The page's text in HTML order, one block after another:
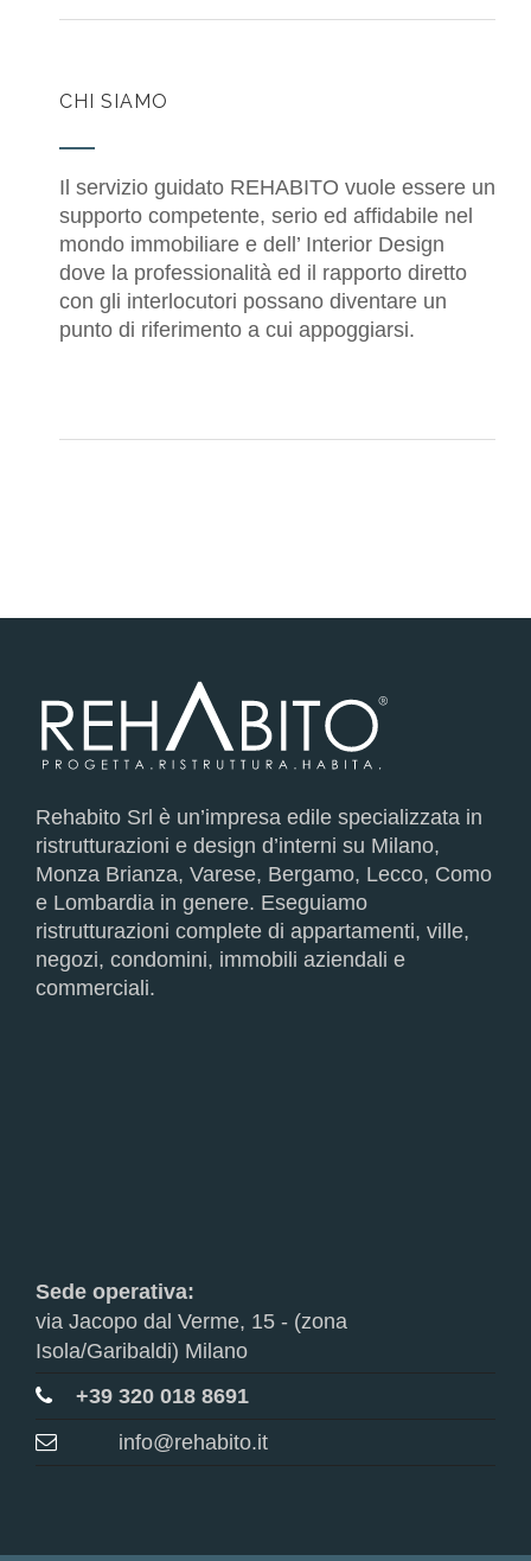
CHI SIAMO
Il servizio guidato REHABITO vuole essere un
supporto competente, serio ed affidabile nel
mondo immobiliare e dell’ Interior Design
dove la professionalità ed il rapporto diretto
con gli interlocutori possano diventare un
punto di riferimento a cui appoggiarsi.
Rehabito Srl è un’impresa edile specializzata in
ristrutturazioni e design d’interni su Milano,
Monza Brianza, Varese, Bergamo, Lecco, Como
e Lombardia in genere. Eseguiamo
ristrutturazioni complete di appartamenti, ville,
negozi, condomini, immobili aziendali e
commerciali.
Sede operativa:
via Jacopo dal Verme, 15 - (zona
Isola/Garibaldi) Milano
+39 320 018 8691
info@rehabito.it